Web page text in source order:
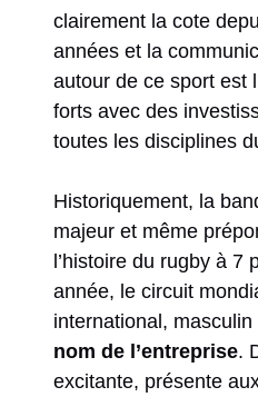
clairement la cote
années et la
autour de ce sport est
forts avec des
toutes les disciplines
Historiquement, la
majeur et même
l’histoire du rugby à 7
année, le circuit
international, masculin
nom de l’entreprise.
excitante, présente